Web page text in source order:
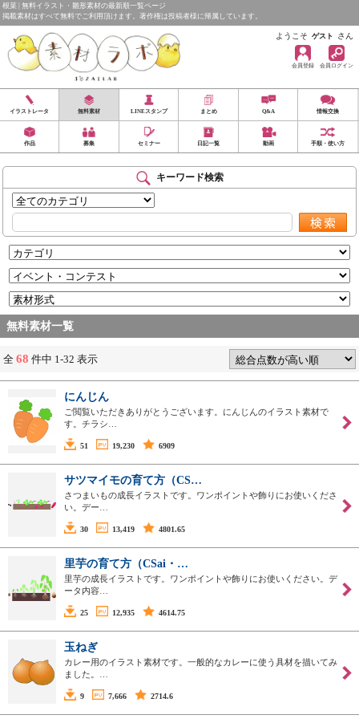
根菜 | 無料イラスト・雛形素材の最新順一覧ページ
掲載素材はすべて無料でご利用頂けます。著作権は投稿者様に帰属しています。
ようこそ ゲスト さん
会員登録 会員ログイン
イラストレータ 無料素材 LINEスタンプ まとめ Q&A 情報交換
作品 募集 セミナー 日記一覧 動画 手順・使い方
キーワード検索
無料素材一覧
全 68 件中 1-32 表示
にんじん
ご閲覧いただきありがとうございます。にんじんのイラスト素材で
す。チラシ…
51 19,230 6909
サツマイモの育て方（CS…
さつまいもの成長イラストです。ワンポイントや飾りにお使いくださ
い。デー…
30 13,419 4801.65
里芋の育て方（CSai・…
里芋の成長イラストです。ワンポイントや飾りにお使いください。デ
ータ内容…
25 12,935 4614.75
玉ねぎ
カレー用のイラスト素材です。一般的なカレーに使う具材を描いてみ
ました。…
9 7,666 2714.6